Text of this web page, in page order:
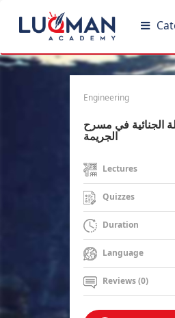
Engineering
الجنائية في مسرح
الجريمة
Lectures
Quizzes
Duration
Language
Reviews (0)